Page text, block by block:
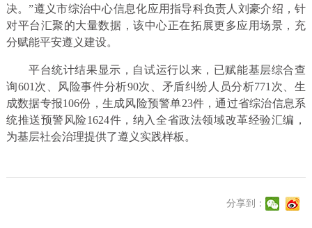
决。”遵义市综治中心信息化应用指导科负责人刘豪介绍，针
对平台汇聚的大量数据，该中心正在拓展更多应用场景，充
分赋能平安遵义建设。
平台统计结果显示，自试运行以来，已赋能基层综合查
询601次、风险事件分析90次、矛盾纠纷人员分析771次、生
成数据专报106份，生成风险预警单23件，通过省综治信息系
统推送预警风险1624件，纳入全省政法领域改革经验汇编，
为基层社会治理提供了遵义实践样板。
分享到：